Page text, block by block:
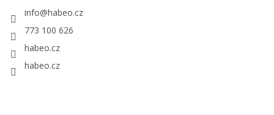
info@habeo.cz
773 100 626
habeo.cz
habeo.cz